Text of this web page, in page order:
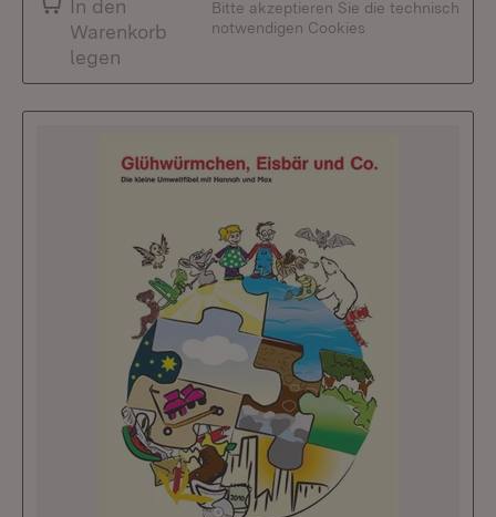
In den
Warenkorb
legen
Bitte akzeptieren Sie die technisch
notwendigen Cookies